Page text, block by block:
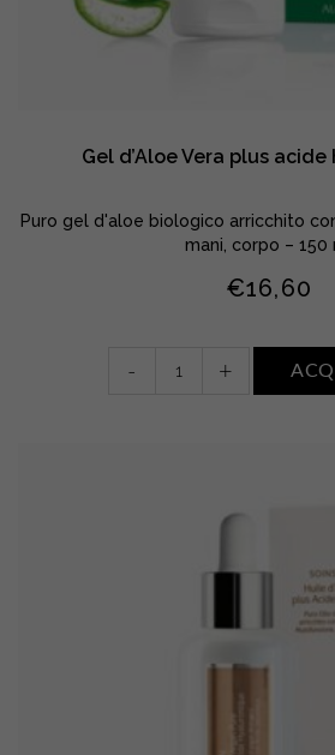
Gel d’Aloe Vera plus
Puro gel d'aloe biologico arricchito
mani, corpo – 150
€16,60
- +